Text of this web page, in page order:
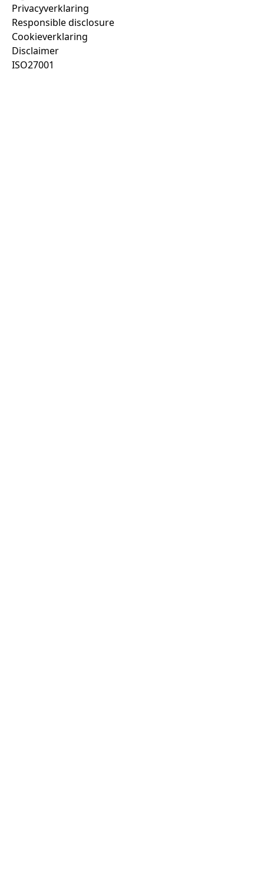
Privacyverklaring
Responsible disclosure
Cookieverklaring
Disclaimer
ISO27001